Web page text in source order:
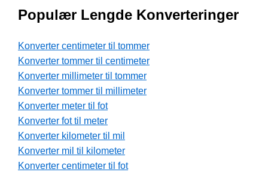
Populær Lengde Konverteringer
Konverter centimeter til tommer
Konverter tommer til centimeter
Konverter millimeter til tommer
Konverter tommer til millimeter
Konverter meter til fot
Konverter fot til meter
Konverter kilometer til mil
Konverter mil til kilometer
Konverter centimeter til fot